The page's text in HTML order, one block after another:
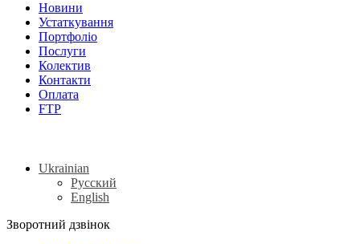
Новини
Устаткування
Портфоліо
Послуги
Колектив
Контакти
Оплата
FTP
Ukrainian
Русский
English
Зворотний дзвінок